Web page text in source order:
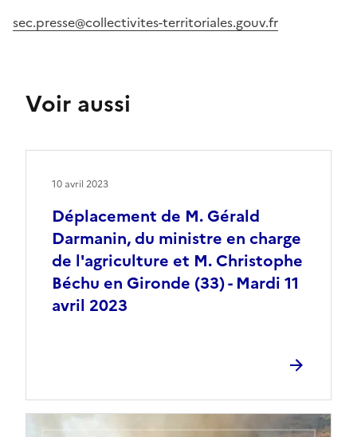
sec.presse@collectivites-territoriales.gouv.fr
Voir aussi
Déplacement de M. Gérald
Darmanin, du ministre en charge
de l'agriculture et M. Christophe
Béchu en Gironde (33) - Mardi 11
avril 2023
10 avril 2023